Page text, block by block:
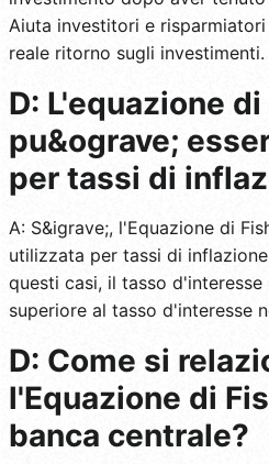
Aiuta investitori e
reale ritorno sugli investimenti.
D: L'equazione
pu&ograve;
per tassi di
A: S&igrave;, l'Equazione di
utilizzata per tassi di
questi casi, il tasso d'interesse
superiore al tasso d'interesse
D: Come si
l'Equazione di
banca centrale?